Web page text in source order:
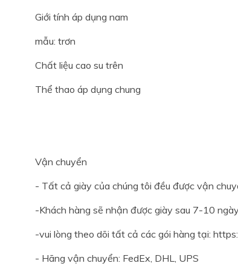
Giới tính áp dụng nam
mẫu: trơn
Chất liệu cao su trên
Thể thao áp dụng chung
Vận chuyển
- Tất cả giày của chúng tôi đều được vận
-Khách hàng sẽ nhận được giày sau 7-10
-vui lòng theo dõi tất cả các gói hàng tại:
- Hãng vận chuyển: FedEx, DHL, UPS